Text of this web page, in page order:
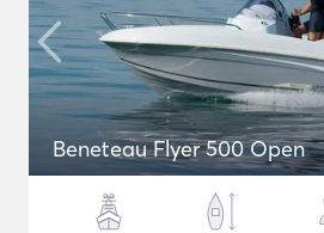
Beneteau Flyer 500 Open